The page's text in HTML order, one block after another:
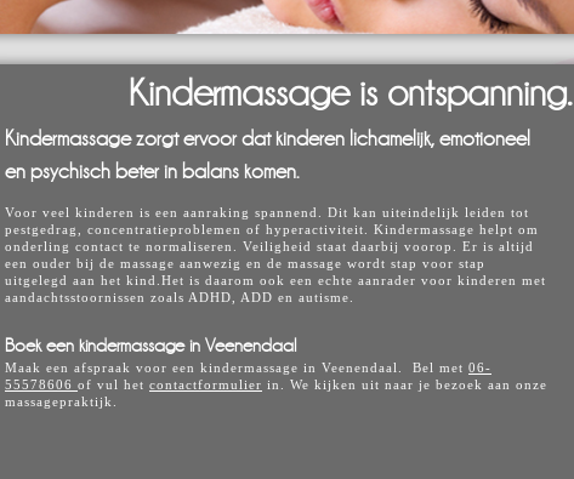
Kindermassage is ontspanning.
Kindermassage zorgt ervoor dat kinderen lichamelijk, emotioneel
en psychisch beter in balans komen.
Voor veel kinderen is een aanraking spannend. Dit kan uiteindelijk leiden tot
pestgedrag, concentratieproblemen of hyperactiviteit. Kindermassage helpt om
onderling contact te normaliseren. Veiligheid staat daarbij voorop. Er is altijd
een ouder bij de massage aanwezig en de massage wordt stap voor stap
uitgelegd aan het kind.Het is daarom ook een echte aanrader voor kinderen met
aandachtsstoornissen zoals ADHD, ADD en autisme.
Boek een kindermassage in Veenendaal
Maak een afspraak voor een kindermassage in Veenendaal. Bel met 06-
55578606 of vul het contactformulier in. We kijken uit naar je bezoek aan onze
massagepraktijk.